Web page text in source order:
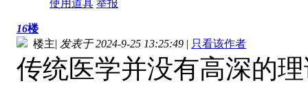
使用道具 举报
16楼
楼主| 发表于 2024-9-25 13:25:49 | 只看该作者
传统医学并没有高深的